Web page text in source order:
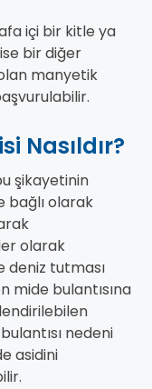
içi bir kitle ya
bir diğer
manyetik
Nasıldır?
şikayetinin
bağlı olarak
olarak
deniz tutması
mide bulantısına
nedeni
asidini